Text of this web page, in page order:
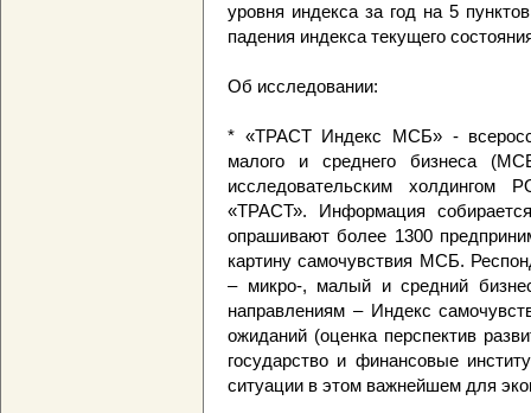
уровня индекса за год на 5
падения индекса текущего
Об исследовании:
* «ТРАСТ Индекс МСБ» -
малого и среднего бизнеса
исследовательским
«ТРАСТ». Информация
опрашивают более 1300
картину самочувствия МСБ.
– микро-, малый и средний
направлениям – Индекс
ожиданий (оценка перспектив
государство и финансовые
ситуации в этом важнейшем для